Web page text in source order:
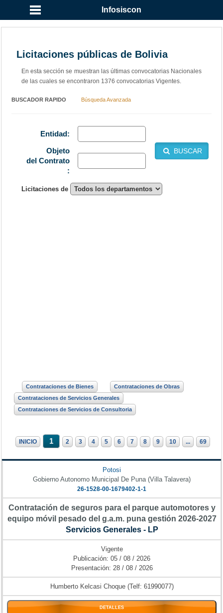
Infosiscon
Licitaciones públicas de Bolivia
En esta sección se muestran las últimas convocatorias Nacionales
de las cuales se encontraron 1376 convocatorias Vigentes.
BUSCADOR RAPIDO Búsqueda Avanzada
Entidad:
BUSCAR
Objeto
del Contrato
:
Licitaciones de
Contrataciones de Bienes
Contrataciones de Obras
Contrataciones de Servicios Generales
Contrataciones de Servicios de Consultoria
INICIO 1 2 3 4 5 6 7 8 9 10 ... 69
Potosi
Gobierno Autonomo Municipal De Puna (Villa Talavera)
26-1528-00-1679402-1-1
Contratación de seguros para el parque automotores y
equipo móvil pesado del g.a.m. puna gestión 2026-2027
Servicios Generales - LP
Vigente
Publicación: 05 / 08 / 2026
Presentación: 28 / 08 / 2026
Humberto Kelcasi Choque (Telf: 61990077)
DETALLES